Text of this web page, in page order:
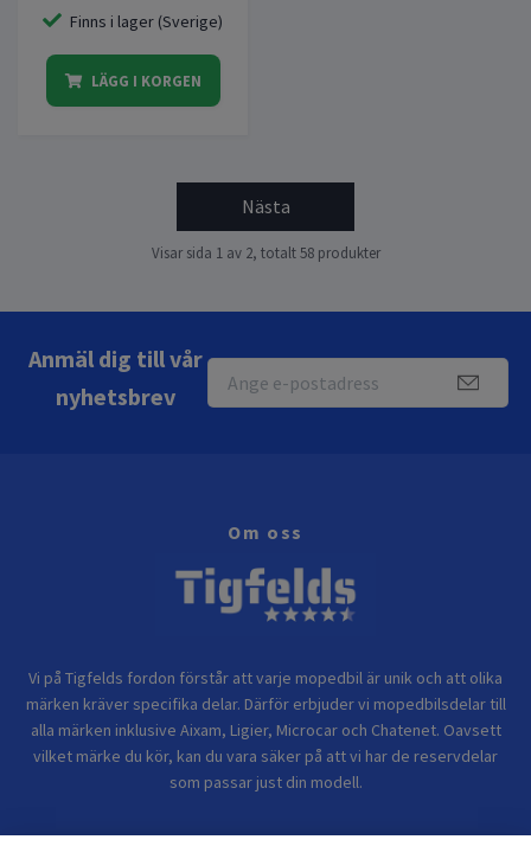
Finns i lager (Sverige)
LÄGG I KORGEN
Nästa
Visar sida 1 av 2, totalt 58 produkter
Anmäl dig till vår
nyhetsbrev
Om oss
Vi på Tigfelds fordon förstår att varje mopedbil är unik och att olika
märken kräver specifika delar. Därför erbjuder vi mopedbilsdelar till
alla märken inklusive Aixam, Ligier, Microcar och Chatenet. Oavsett
vilket märke du kör, kan du vara säker på att vi har de reservdelar
som passar just din modell.